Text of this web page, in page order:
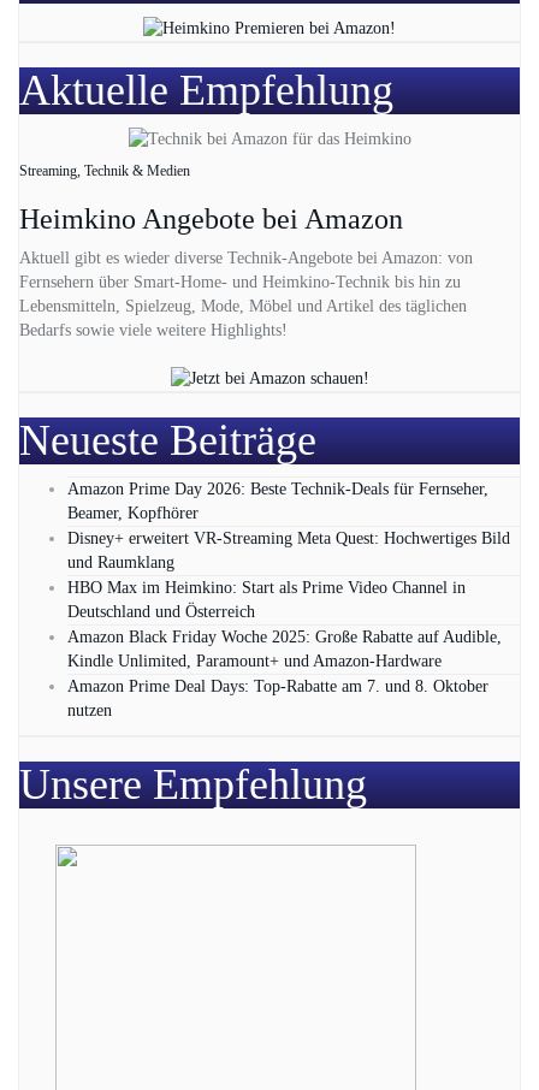
Aktuelle Empfehlung
Streaming, Technik & Medien
Heimkino Angebote bei Amazon
Aktuell gibt es wieder diverse Technik-Angebote bei Amazon: von
Fernsehern über Smart-Home- und Heimkino-Technik bis hin zu
Lebensmitteln, Spielzeug, Mode, Möbel und Artikel des täglichen
Bedarfs sowie viele weitere Highlights!
Neueste Beiträge
Amazon Prime Day 2026: Beste Technik-Deals für Fernseher,
Beamer, Kopfhörer
Disney+ erweitert VR‑Streaming Meta Quest: Hochwertiges Bild
und Raumklang
HBO Max im Heimkino: Start als Prime Video Channel in
Deutschland und Österreich
Amazon Black Friday Woche 2025: Große Rabatte auf Audible,
Kindle Unlimited, Paramount+ und Amazon‑Hardware
Amazon Prime Deal Days: Top-Rabatte am 7. und 8. Oktober
nutzen
Unsere Empfehlung